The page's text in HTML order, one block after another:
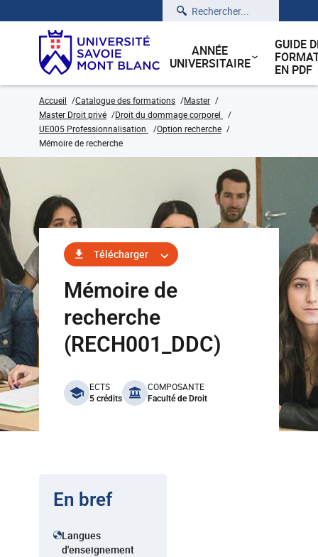
Rechercher
ANNÉE
UNIVERSITAIRE
GUIDE
EN PDF
Accueil Catalogue des formations
Master
Master Droit privé
Droit du dommage corporel
UE005 Professionnalisation
Option recherche
Mémoire de recherche
Télécharger
Mémoire de
recherche
(RECH001_DDC)
benefits
ECTS
5 crédits
COMPOSANTE
Faculté de Droit
En bref
Langues
d'enseignement